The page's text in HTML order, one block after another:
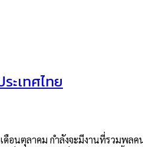
ะเทศไทย
ตุลาคม กำลังจะมีงานที่รวมพลค